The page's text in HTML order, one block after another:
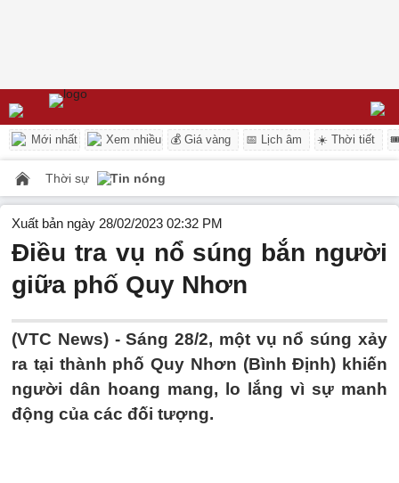
Mới nhất Xem nhiều 💰 Giá vàng 📅 Lịch âm ☀️ Thời tiết
Thời sự Tin nóng
Xuất bản ngày 28/02/2023 02:32 PM
Điều tra vụ nổ súng bắn người
giữa phố Quy Nhơn
(VTC News) -Sáng 28/2, một vụ nổ súng xảy
ra tại thành phố Quy Nhơn (Bình Định) khiến
người dân hoang mang, lo lắng vì sự manh
động của các đối tượng.